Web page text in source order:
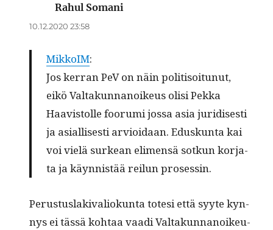
Rahul Somani
10.12.2020 23:58
MikkoIM:
Jos ker­ran PeV on näin poli­ti­soitunut,
eikö Val­takun­nanoikeus olisi Pekka
Haav­is­tolle foo­ru­mi jos­sa asia juridis­es­ti
ja asial­lis­es­ti arvioidaan. Eduskun­ta kai
voi vielä surkean eli­men­sä sotkun kor­ja­
ta ja käyn­nistää reilun prosessin.
​Perus­tus­laki­valiokun­ta tote­si että syyte kyn­
nys ei tässä kohtaa vaa­di Val­takun­nanoikeu­